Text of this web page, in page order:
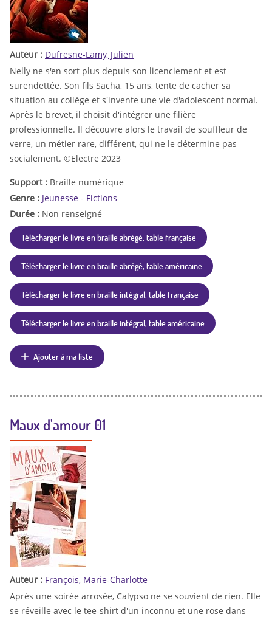
Auteur : Dufresne-Lamy, Julien
Nelly ne s'en sort plus depuis son licenciement et est
surendettée. Son fils Sacha, 15 ans, tente de cacher sa
situation au collège et s'invente une vie d'adolescent normal.
Après le brevet, il choisit d'intégrer une filière
professionnelle. Il découvre alors le travail de souffleur de
verre, un métier rare, différent, qui ne le détermine pas
socialement. ©Electre 2023
Support : Braille numérique
Genre : Jeunesse - Fictions
Durée : Non renseigné
Télécharger le livre en braille abrégé, table française
Télécharger le livre en braille abrégé, table américaine
Télécharger le livre en braille intégral, table française
Télécharger le livre en braille intégral, table américaine
Ajouter à ma liste
Maux d'amour 01
Auteur : François, Marie-Charlotte
Après une soirée arrosée, Calypso ne se souvient de rien. Elle
se réveille avec le tee-shirt d'un inconnu et une rose dans